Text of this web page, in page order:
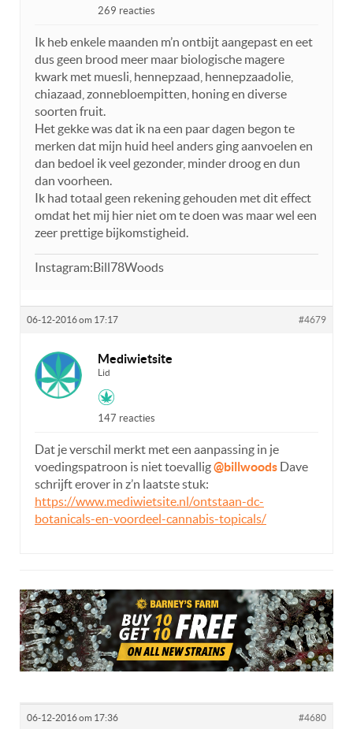
269 reacties
Ik heb enkele maanden m’n ontbijt aangepast en eet
dus geen brood meer maar biologische magere
kwark met muesli, hennepzaad, hennepzaadolie,
chiazaad, zonnebloempitten, honing en diverse
soorten fruit.
Het gekke was dat ik na een paar dagen begon te
merken dat mijn huid heel anders ging aanvoelen en
dan bedoel ik veel gezonder, minder droog en dun
dan voorheen.
Ik had totaal geen rekening gehouden met dit effect
omdat het mij hier niet om te doen was maar wel een
zeer prettige bijkomstigheid.
Instagram:Bill78Woods
06-12-2016 om 17:17 #4679
Mediwietsite
Lid
147 reacties
Dat je verschil merkt met een aanpassing in je
voedingspatroon is niet toevallig@billwoods Dave
schrijft erover in z’n laatste stuk:
https://www.mediwietsite.nl/ontstaan-dc-
botanicals-en-voordeel-cannabis-topicals/
06-12-2016 om 17:36 #4680